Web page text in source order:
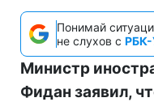
Понимай
не слухов с РБК-
Министр
Фидан заявил,